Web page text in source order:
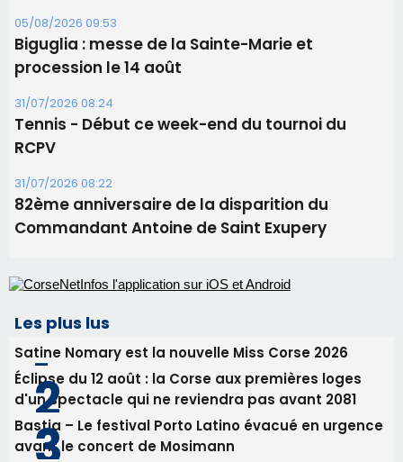
05/08/2026 09:53
Biguglia : messe de la Sainte-Marie et
procession le 14 août
31/07/2026 08:24
Tennis - Début ce week-end du tournoi du
RCPV
31/07/2026 08:22
82ème anniversaire de la disparition du
Commandant Antoine de Saint Exupery
Les plus lus
Satine Nomary est la nouvelle Miss Corse 2026
Éclipse du 12 août : la Corse aux premières loges
d'un spectacle qui ne reviendra pas avant 2081
Bastia – Le festival Porto Latino évacué en urgence
avant le concert de Mosimann